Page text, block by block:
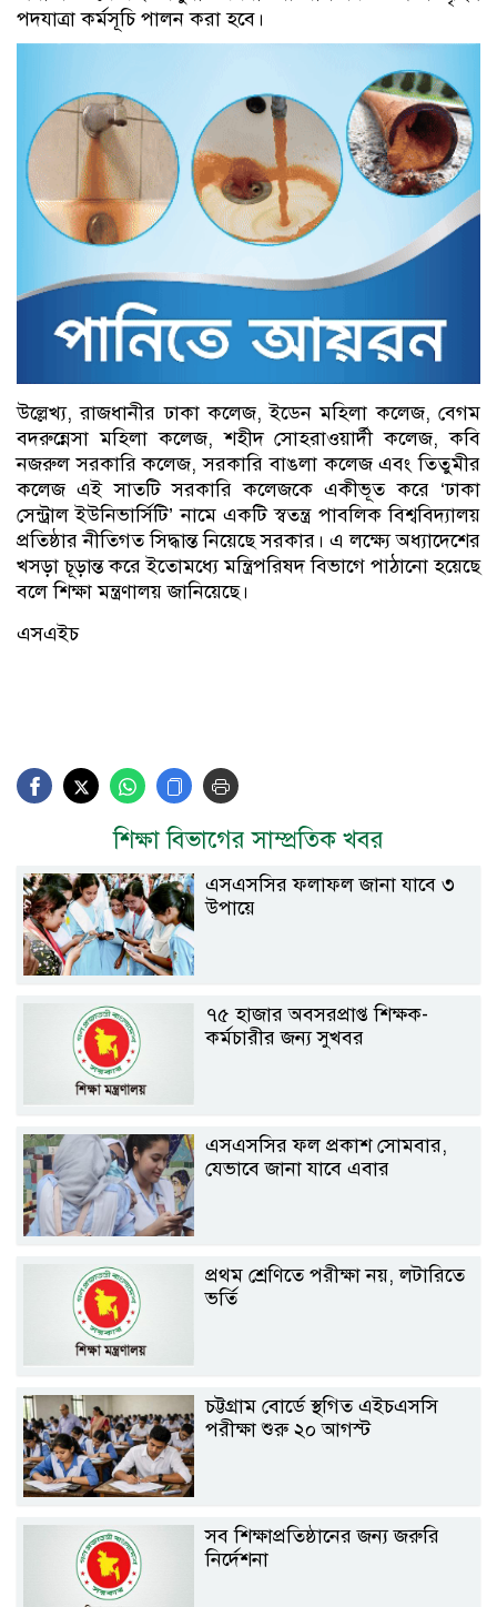
পদযাত্রা কর্মসূচি পালন করা হবে।
উল্লেখ্য, রাজধানীর ঢাকা কলেজ, ইডেন মহিলা কলেজ, বেগম
বদরুন্নেসা মহিলা কলেজ, শহীদ সোহরাওয়ার্দী কলেজ, কবি
নজরুল সরকারি কলেজ, সরকারি বাঙলা কলেজ এবং তিতুমীর
কলেজ এই সাতটি সরকারি কলেজকে একীভূত করে ‘ঢাকা
সেন্ট্রাল ইউনিভার্সিটি’ নামে একটি স্বতন্ত্র পাবলিক বিশ্ববিদ্যালয়
প্রতিষ্ঠার নীতিগত সিদ্ধান্ত নিয়েছে সরকার। এ লক্ষ্যে অধ্যাদেশের
খসড়া চূড়ান্ত করে ইতোমধ্যে মন্ত্রিপরিষদ বিভাগে পাঠানো হয়েছে
বলে শিক্ষা মন্ত্রণালয় জানিয়েছে।
এসএইচ
শিক্ষা বিভাগের সাম্প্রতিক খবর
এসএসসির ফলাফল জানা যাবে ৩
উপায়ে
৭৫ হাজার অবসরপ্রাপ্ত শিক্ষক-
কর্মচারীর জন্য সুখবর
এসএসসির ফল প্রকাশ সোমবার,
যেভাবে জানা যাবে এবার
প্রথম শ্রেণিতে পরীক্ষা নয়, লটারিতে
ভর্তি
চট্টগ্রাম বোর্ডে স্থগিত এইচএসসি
পরীক্ষা শুরু ২০ আগস্ট
সব শিক্ষাপ্রতিষ্ঠানের জন্য জরুরি
নির্দেশনা